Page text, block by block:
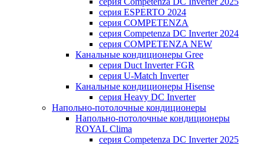
серия ESPERTO 2024
серия COMPETENZA
серия Competenza DC Inverter 2024
серия COMPETENZA NEW
Канальные кондиционеры Gree
серия Duct Inverter FGR
серия U-Match Inverter
Канальные кондиционеры Hisense
серия Heavy DC Inverter
Напольно-потолочные кондиционеры
Напольно-потолочные кондиционеры
ROYAL Clima
серия Competenza DC Inverter 2025